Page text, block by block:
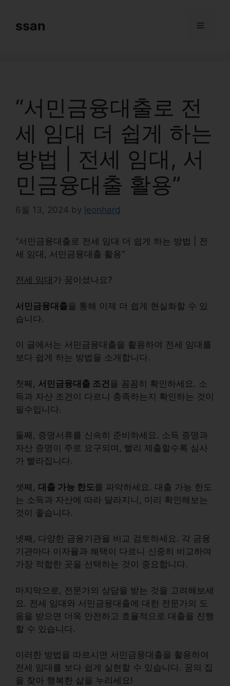
contentssan Menu
“서민금융대출로 전
세 임대 더 쉽게 하는
방법 | 전세 임대, 서
민금융대출 활용”
6월 13, 2024 by leonhard
“서민금융대출로 전세 임대 더 쉽게 하는 방법 | 전
세 임대, 서민금융대출 활용”
전세 임대 가 꿈이셨나요?
서민금융대출을 통해 이제 더 쉽게 현실화할 수 있
습니다.
이 글에서는 서민금융대출을 활용하여 전세 임대를
보다 쉽게 하는 방법을 소개합니다.
첫째, 서민금융대출 조건을 꼼꼼히 확인하세요. 소
득과 자산 조건이 다르니 충족하는지 확인하는 것이
필수입니다.
둘째, 증명서류를 신속히 준비하세요. 소득 증명 과
자산 증명 이 주로 요구되며, 빨리 제출할수록 심사
가 빨라집니다.
셋째, 대출 가능 한도 를 파악하세요. 대출 가능 한도
는 소득과 자산에 따라 달라지니, 미리 확인해보는
것이 좋습니다.
넷째, 다양한 금융기관을 비교 검토하세요. 각 금융
기관마다 이자율과 혜택 이 다르니 신중히 비교하여
가장 적합한 곳을 선택하는 것이 중요합니다.
마지막으로, 전문가의 상담을 받는 것을 고려해보세
요. 전세 임대와 서민금융대출에 대한 전문가의 도
움을 받으면 더욱 안전하고 효율적으로 대출을 진행
할 수 있습니다.
이러한 방법을 따르시면 서민금융대출을 활용하여
전세 임대를 보다 쉽게 실현할 수 있습니다. 꿈의 집
을 찾아 행복한 삶을 누리세요!